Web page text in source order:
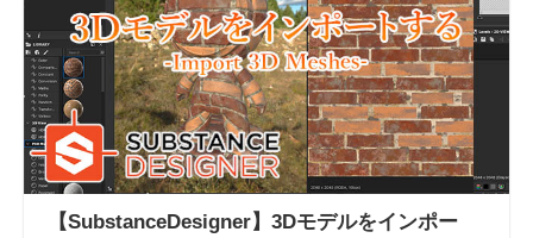
【SubstanceDesigner】3Dモデルをインポー